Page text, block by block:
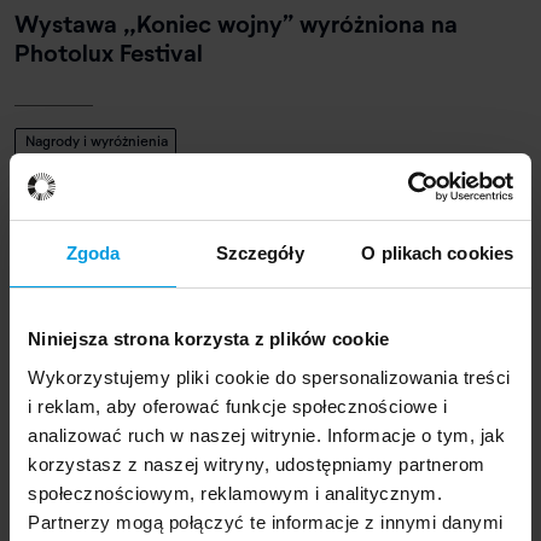
Zgoda Szczegóły O plikach cookies
Niniejsza strona korzysta z plików cookie
Wykorzystujemy pliki cookie do spersonalizowania treści
i reklam, aby oferować funkcje społecznościowe i
analizować ruch w naszej witrynie. Informacje o tym, jak
korzystasz z naszej witryny, udostępniamy partnerom
społecznościowym, reklamowym i analitycznym.
Partnerzy mogą połączyć te informacje z innymi danymi
Wystawa „Koniec wojny” wyróżniona na
Photolux Festival
Nagrody i wyróżnienia
9 września 2024
Maska „OKŁA” na Szkle Młodych 2024
Nagrody i wyróżnienia
17 lipca 2024